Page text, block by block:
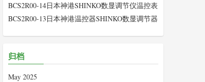
BCS2R00-14日本神港SHINKO数显调节仪温控表
BCS2R00-13日本神港温控器SHINKO数显调节器
归档
May 2025